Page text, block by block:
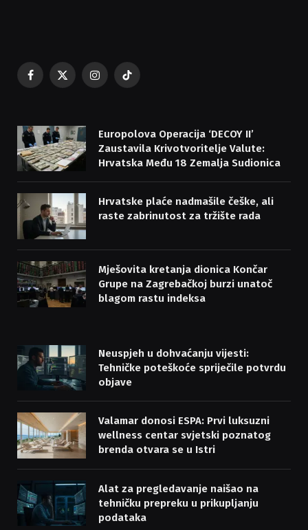
Facebook
X
Instagram
TikTok
Europolova Operacija ‘DECOY II’
Zaustavila Krivotvoritelje Valute:
Hrvatska Među 18 Zemalja Sudionica
Hrvatske plaće nadmašile češke, ali
raste zabrinutost za tržište rada
Mješovita kretanja dionica Končar
Grupe na Zagrebačkoj burzi unatoč
blagom rastu indeksa
Neuspjeh u dohvaćanju vijesti:
Tehničke poteškoće spriječile potvrdu
objave
Valamar donosi ESPA: Prvi luksuzni
wellness centar svjetski poznatog
brenda otvara se u Istri
Alat za pregledavanje naišao na
tehničku prepreku u prikupljanju
podataka